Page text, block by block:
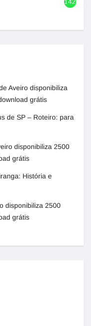
1420
Aveiro disponibiliza
grátis
de SP – Roteiro: para
disponibiliza 2500
grátis
História e
disponibiliza 2500
grátis